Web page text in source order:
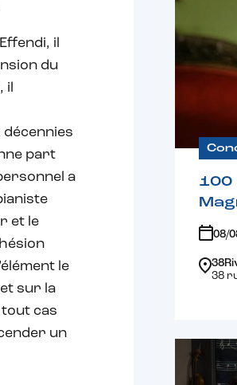
il
du
il
part
a
et le
le
sur la
tout cas
un
100
08/
38